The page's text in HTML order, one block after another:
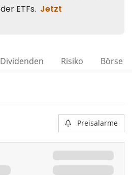
Dividenden Risiko Börse
Preisalarme